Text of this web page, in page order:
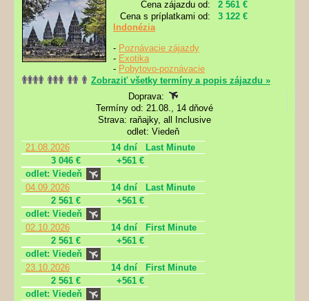
Cena zájazdu od:
2 561 €
Cena s príplatkami od:
3 122 €
Indonézia
- Poznávacie zájazdy
- Exotika
- Pobytovo-poznávacie
Zobraziť všetky termíny a popis zájazdu »
Doprava:
Termíny od: 21.08., 14 dňové
Strava: raňajky, all Inclusive
odlet: Viedeň
21.08.2026
14 dní
Last Minute
3 046 €
+561 €
odlet: Viedeň
04.09.2026
14 dní
Last Minute
2 561 €
+561 €
odlet: Viedeň
02.10.2026
14 dní
First Minute
2 561 €
+561 €
odlet: Viedeň
23.10.2026
14 dní
First Minute
2 561 €
+561 €
odlet: Viedeň